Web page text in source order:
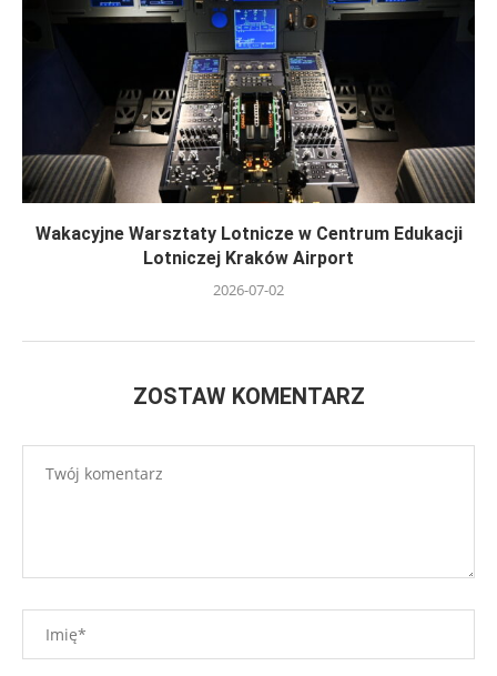
Wakacyjne Warsztaty Lotnicze w Centrum Edukacji
Lotniczej Kraków Airport
2026-07-02
ZOSTAW KOMENTARZ